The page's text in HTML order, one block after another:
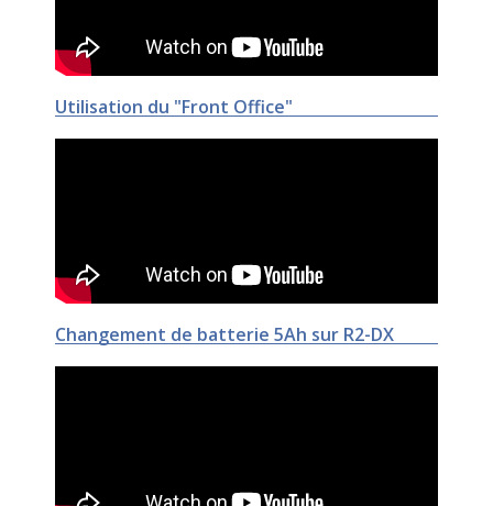
Utilisation du "Front Office"
Changement de batterie 5Ah sur R2-DX